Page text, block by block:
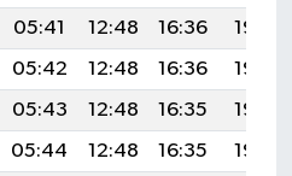
05:41 12:48 16:36
19:45
05:42 12:48 16:36
19:44
05:43 12:48 16:35
19:43
05:44 12:48 16:35
19:42